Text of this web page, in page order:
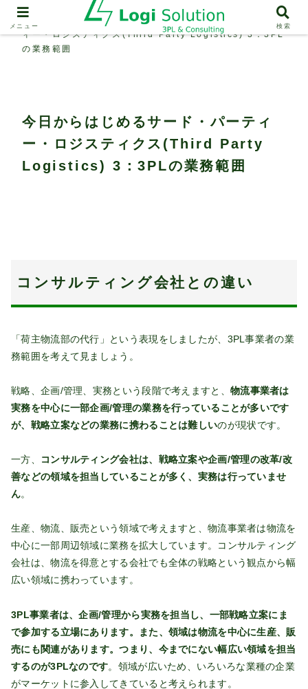
3PL
今日からはじめるサード・パーテ
ィー・ロジスティクス(Third Party Logistics) 3：3PL
の業務範囲
今日からはじめるサード・パーティ
ー・ロジスティクス(Third Party
Logistics) 3：3PLの業務範囲
コンサルティング会社との違い
「荷主物流部の代行」という表現をしましたが、3PL事業者の業
務範囲を考えて見ましょう。
戦略、企画/管理、実務という段階で考えますと、 物流事業者は
実務を中心に一部企画/管理の業務を行っていることが多いです
が、戦略立案などの業務に携わることは難しいのが現状です。
一方、
コンサルティング会社は、戦略立案や企画/管理の改革/改
善などの領域を担当していることが多く、実務は行っていませ
ん。
生産、物流、販売という領域で考えますと、物流事業者は物流を
中心に一部周辺領域に業務を拡大しています。コンサルティング
会社は、物流を得意とする会社でも全体の戦略という観点から幅
広い領域に携わっています。
3PL事業者は、企画/管理から実務を担当し、一部戦略立案にま
で参加する立場にあります。また、領域は物流を中心に生産、販
売にも関連があります。つまり、今までにない幅広い領域を担当
するのが3PLなのです。領域が広いため、いろいろな業種の企業
がマーケットに参入してきていると考えられます。
メニュー 検索